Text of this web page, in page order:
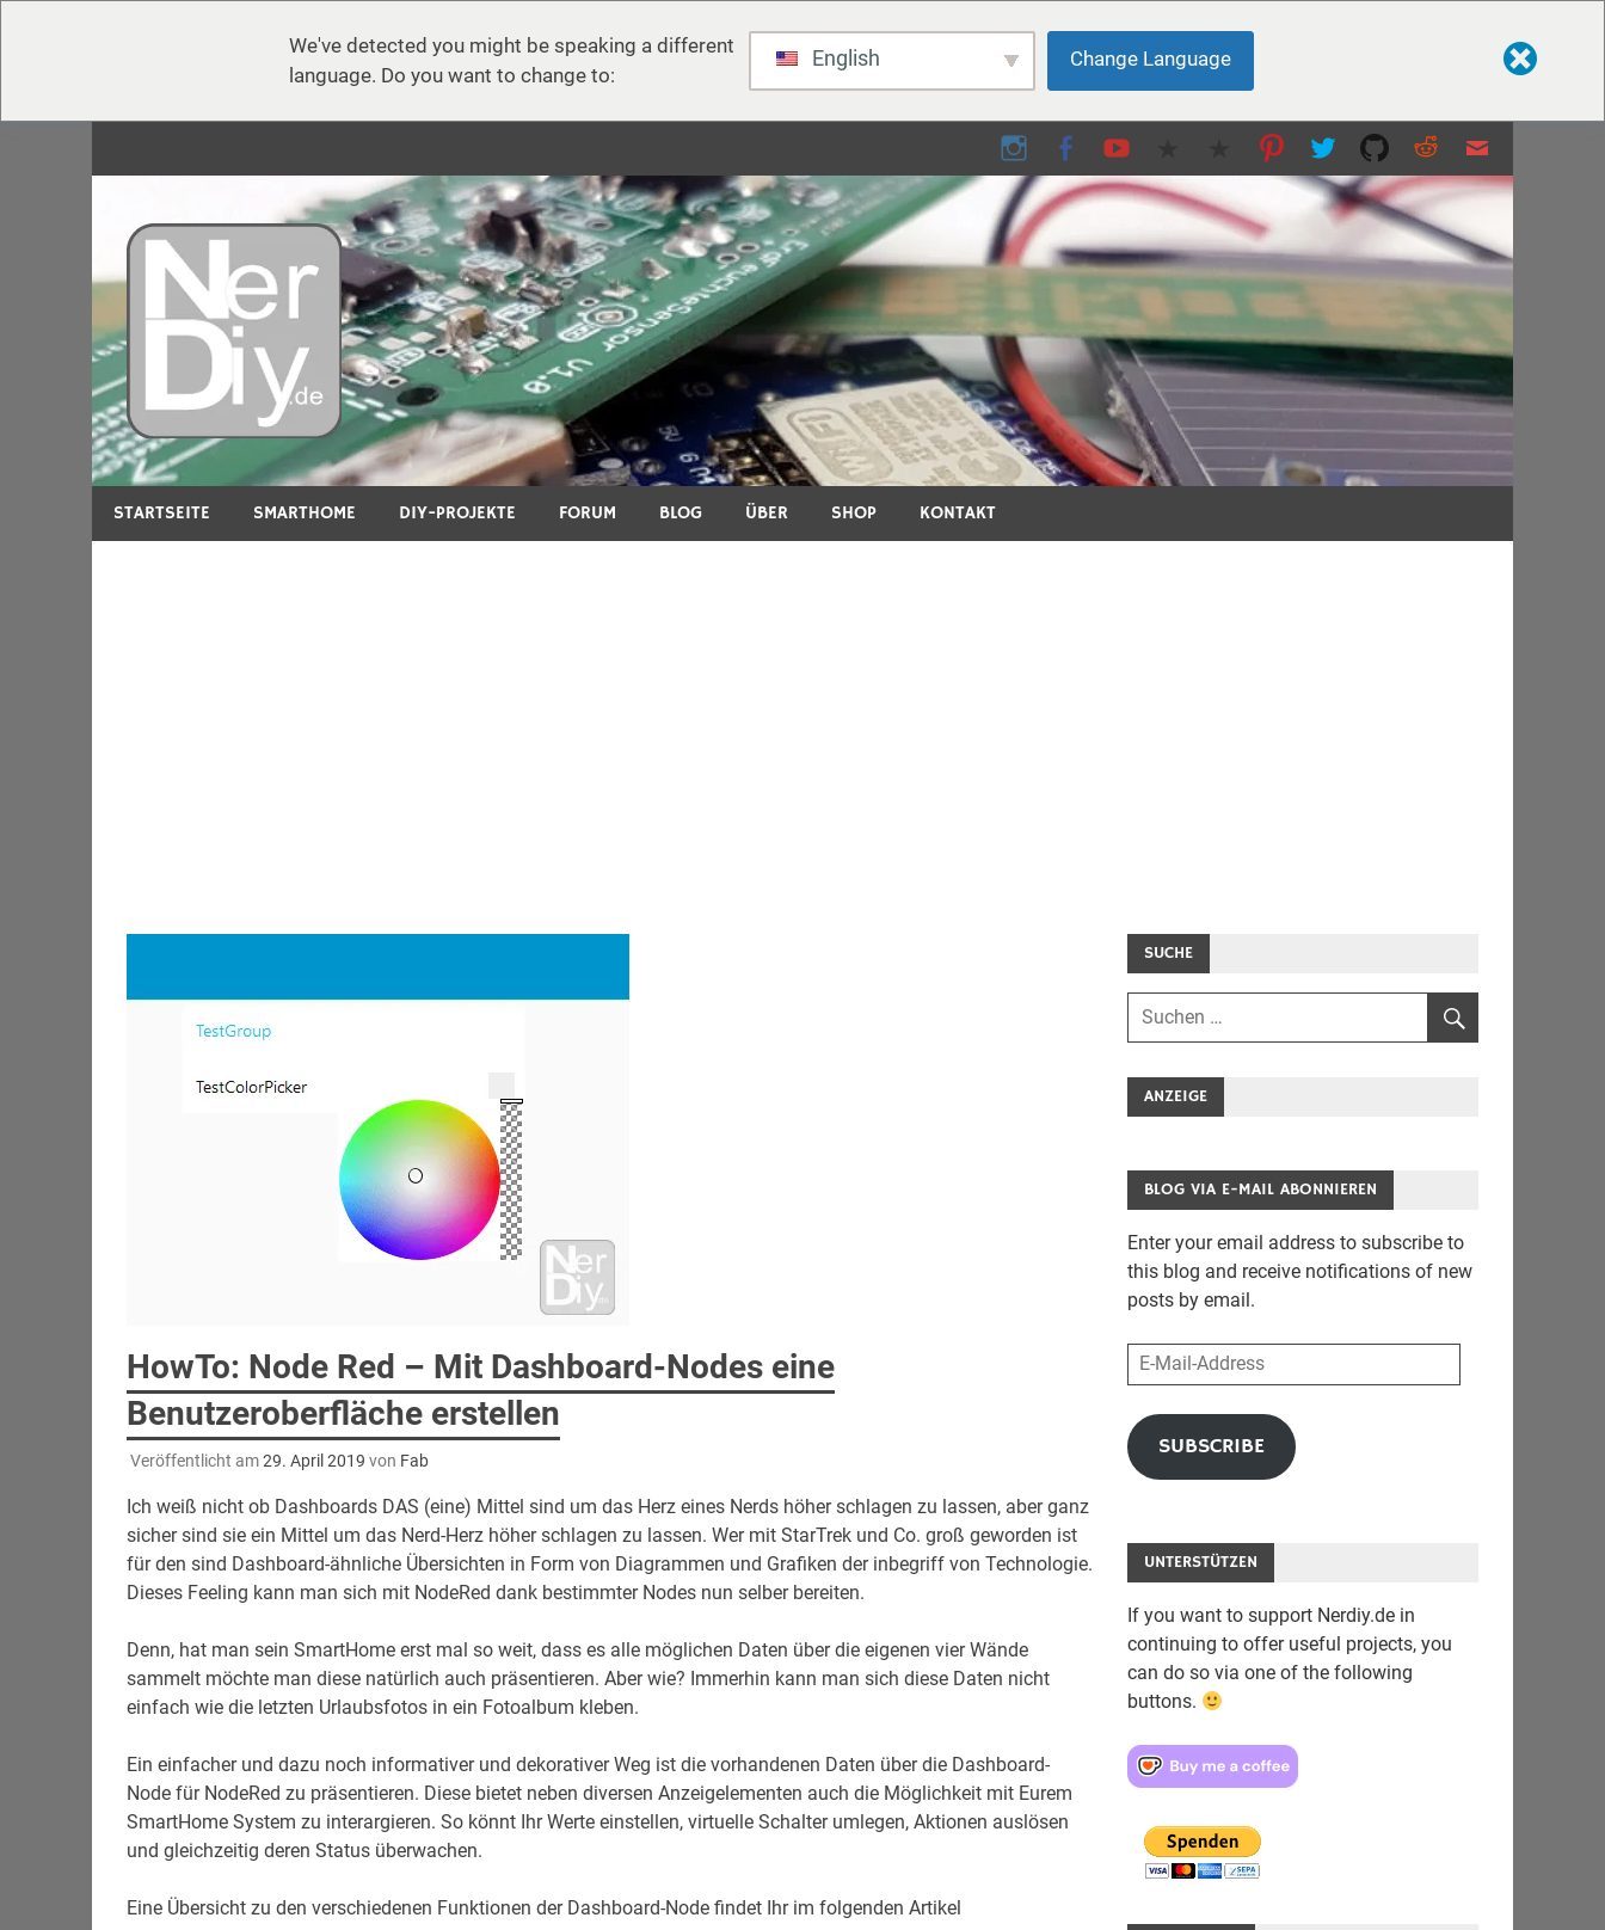
We've detected you might be speaking a different
language. Do you want to change to:
English Change Language
nerdiy.de – DIY, Elektronik, 3D Druck und mehr…
Bei nerdiy.de dreht sich alles um Elektronik, Heimwerken, 3D-Druck, Smart Home und viele andere technische Themen.
STARTSEITE SMARTHOME DIY-PROJEKTE FORUM BLOG ÜBER SHOP KONTAKT
HowTo: Node Red – Mit Dashboard-Nodes eine
Benutzeroberfläche erstellen
Veröffentlicht am29. April 2019 von Fab
Ich weiß nicht ob Dashboards DAS (eine) Mittel sind um das Herz eines Nerds höher schlagen zu lassen, aber ganz
sicher sind sie ein Mittel um das Nerd-Herz höher schlagen zu lassen. Wer mit StarTrek und Co. groß geworden ist
für den sind Dashboard-ähnliche Übersichten in Form von Diagrammen und Grafiken der inbegriff von Technologie.
Dieses Feeling kann man sich mit NodeRed dank bestimmter Nodes nun selber bereiten.
Denn, hat man sein SmartHome erst mal so weit, dass es alle möglichen Daten über die eigenen vier Wände
sammelt möchte man diese natürlich auch präsentieren. Aber wie? Immerhin kann man sich diese Daten nicht
einfach wie die letzten Urlaubsfotos in ein Fotoalbum kleben.
Ein einfacher und dazu noch informativer und dekorativer Weg ist die vorhandenen Daten über die Dashboard-
Node für NodeRed zu präsentieren. Diese bietet neben diversen Anzeigelementen auch die Möglichkeit mit Eurem
SmartHome System zu interargieren. So könnt Ihr Werte einstellen, virtuelle Schalter umlegen, Aktionen auslösen
und gleichzeitig deren Status überwachen.
Eine Übersicht zu den verschiedenen Funktionen der Dashboard-Node findet Ihr im folgenden Artikel
SUCHE
ANZEIGE
BLOG VIA E-MAIL ABONNIEREN
Enter your email address to subscribe to
this blog and receive notifications of new
posts by email.
E-
Mail-
Address
SUBSCRIBE
UNTERSTÜTZEN
If you want to support Nerdiy.de in
continuing to offer useful projects, you
can do so via one of the following
buttons.